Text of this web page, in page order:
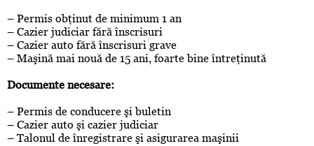
– Permis obţinut de minimum 1 an
– Cazier judiciar fără înscrisuri
– Cazier auto fără înscrisuri grave
– Maşină mai nouă de 15 ani, foarte bine întreţinută
Documente necesare:
– Permis de conducere şi buletin
– Cazier auto şi cazier judiciar
– Talonul de înregistrare şi asigurarea maşinii